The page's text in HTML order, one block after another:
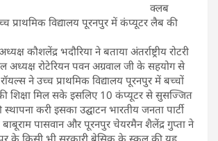
क्लब
प्राथमिक विद्यालय पूरनपुर में कंप्यूटर लैब की
कौशलेंद्र भदौरिया ने बताया अंतर्राष्ट्रीय रोटरी
रोटेरियन पवन अग्रवाल जी के सहयोग से
ने उच्च प्राथमिक विद्यालय पूरनपुर में बच्चों
शिक्षा मिल सके इसलिए 10 कंप्यूटर से सुसज्जित
करी इसका उद्घाटन भारतीय जनता पार्टी
पासवान और पूरनपुर चेयरमैन शैलेंद्र गुप्ता ने
के किसी भी सरकारी बेसिक के स्कूल की यह